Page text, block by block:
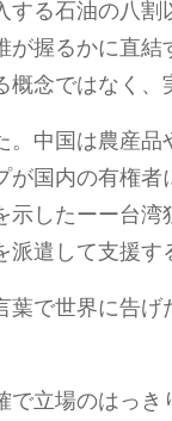
する石油の八
が握るかに直
念ではなく、
中国は農産
が国内の有権
示したーー台
遣して支援す
で世界に告げ
立場のはっき